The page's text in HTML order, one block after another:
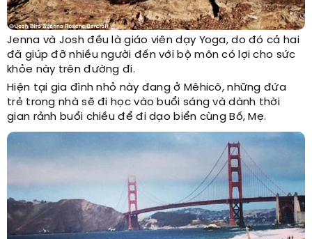
Jenna và Josh đều là giáo viên dạy Yoga, do đó cả hai
đã giúp đỡ nhiều người đến với bộ môn có lợi cho sức
khỏe này trên đường đi.
Hiện tại gia đình nhỏ này đang ở Mêhicô, những đứa
trẻ trong nhà sẽ đi học vào buổi sáng và dành thời
gian rảnh buổi chiều để đi dạo biển cùng Bố, Mẹ.